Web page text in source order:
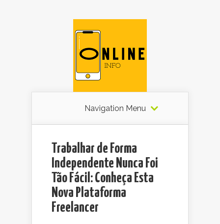
Navigation Menu
Trabalhar de Forma
Independente Nunca Foi
Tão Fácil: Conheça Esta
Nova Plataforma
Freelancer